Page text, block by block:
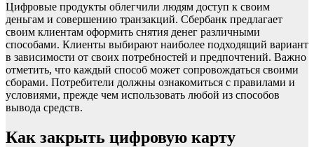
Цифровые продукты облегчили людям доступ к своим
деньгам и совершению транзакций. Сбербанк предлагает
своим клиентам оформить снятия денег различными
способами. Клиенты выбирают наиболее подходящий вариант
в зависимости от своих потребностей и предпочтений. Важно
отметить, что каждый способ может сопровождаться своими
сборами. Потребители должны ознакомиться с правилами и
условиями, прежде чем использовать любой из способов
вывода средств.
Как закрыть цифровую карту